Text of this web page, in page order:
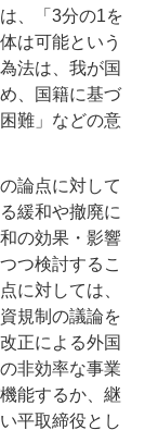
、「3分の1を
は可能という
法は、我が国
、国籍に基づ
難」などの意
論点に対して
緩和や撤廃に
の効果・影響
つ検討するこ
に対しては、
規制の議論を
正による外国
非効率な事業
能するか、継
平取締役とし